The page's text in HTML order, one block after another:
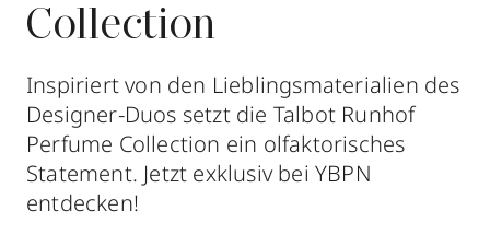
Collection
Inspiriert von den Lieblingsmaterialien des
Designer-Duos setzt die Talbot Runhof
Perfume Collection ein olfaktorisches
Statement. Jetzt exklusiv bei YBPN
entdecken!